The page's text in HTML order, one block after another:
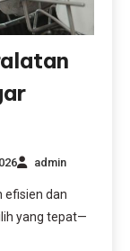
admin
efisien dan
yang tepat—